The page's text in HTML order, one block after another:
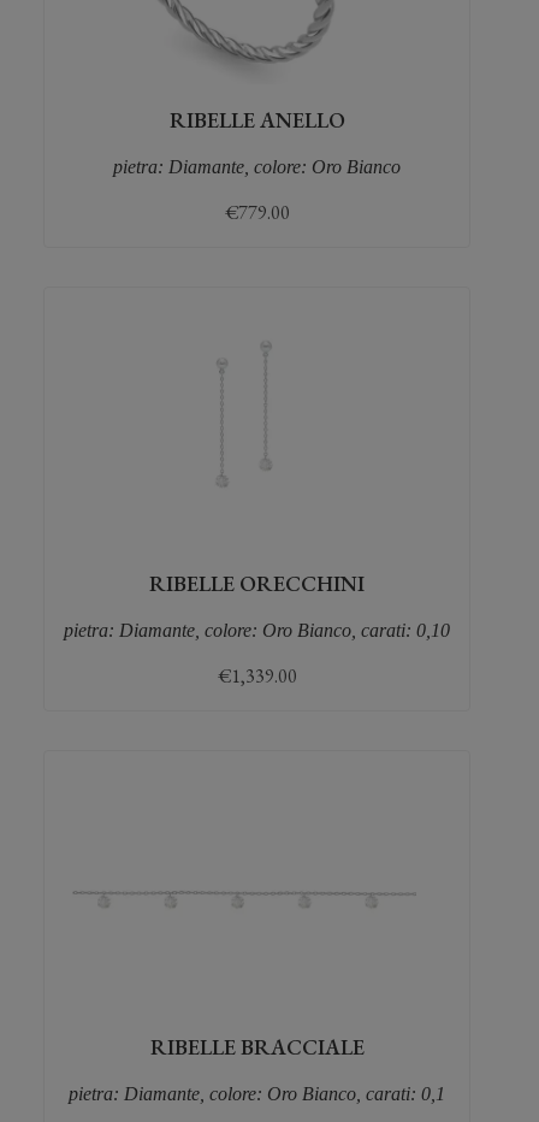
RIBELLE ANELLO
pietra: Diamante, colore: Oro Bianco
€779.00
RIBELLE ORECCHINI
pietra: Diamante, colore: Oro Bianco, carati: 0,10
€1,339.00
RIBELLE BRACCIALE
pietra: Diamante, colore: Oro Bianco, carati: 0,1